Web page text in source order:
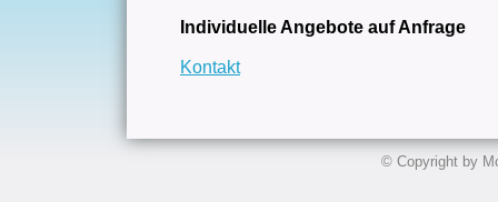
Individuelle Angebote auf Anfrage
Kontakt
© Copyright by